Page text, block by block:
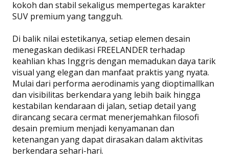
kokoh dan stabil sekaligus mempertegas karakter
SUV premium yang tangguh.
Di balik nilai estetikanya, setiap elemen desain
menegaskan dedikasi FREELANDER terhadap
keahlian khas Inggris dengan memadukan daya tarik
visual yang elegan dan manfaat praktis yang nyata.
Mulai dari performa aerodinamis yang dioptimallkan
dan visibilitas berkendara yang lebih baik hingga
kestabilan kendaraan di jalan, setiap detail yang
dirancang secara cermat menerjemahkan filosofi
desain premium menjadi kenyamanan dan
ketenangan yang dapat dirasakan dalam aktivitas
berkendara sehari-hari.